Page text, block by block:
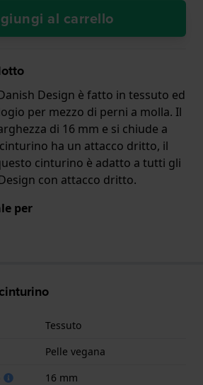
al carrello
Design è fatto in tessuto ed
per mezzo di perni a molla. Il
di 16 mm e si chiude a
ha un attacco dritto, il
cinturino è adatto a tutti gli
con attacco dritto.
per
Tessuto
Pelle vegana
16 mm